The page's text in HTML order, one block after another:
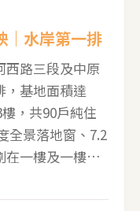
｜水岸第一排
西路三段及中原
，基地面積達
，共90戶純住
全景落地窗、7.2
在一樓及一樓夾
、廚藝教學區兼